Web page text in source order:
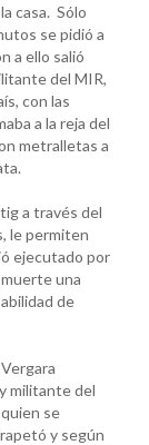
casa. Sólo
se pidió a
a ello salió
del MIR,
con las
a la reja del
metralletas a
a través del
le permiten
ejecutado por
una
de
militante del
se
y según